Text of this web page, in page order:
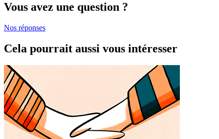
Vous avez une question ?
Nos réponses
Cela pourrait aussi vous intéresser